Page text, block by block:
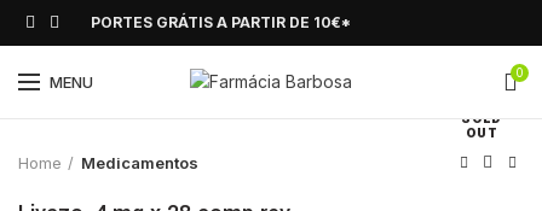
PORTES GRÁTIS A PARTIR DE 10€*
MENU 0
SOLD
OUT
Click to enlarge
Home Medicamentos